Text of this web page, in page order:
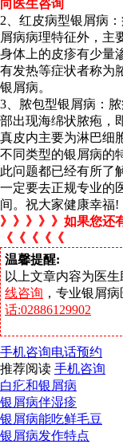
向医生咨询
2、红皮病型银屑病
屑病病理特征外，主
身体上的皮疹有少量
有发热等症状者称为
银屑病。
3、脓包型银屑病：
部出现海绵状脓疱，
真皮内主要为淋巴细
不同类型的银屑病的
此问题都已经有所了
一定要去正规专业的
间。祝大家健康幸福!
》》》》》如果您还
《《《《《
温馨提醒:
以上文章内容为医
线咨询 ，专业银屑
话:02886129902
手机咨询电话预约
推荐阅读 手机咨询
白疕和银屑病
银屑病伴湿疹
银屑病能吃鲜毛豆
银屑病发作特点